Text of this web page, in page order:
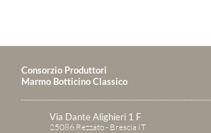
Consorzio Produttori
Marmo Botticino Classico
Via Dante Alighieri 1 F
25086 Rezzato - Brescia IT